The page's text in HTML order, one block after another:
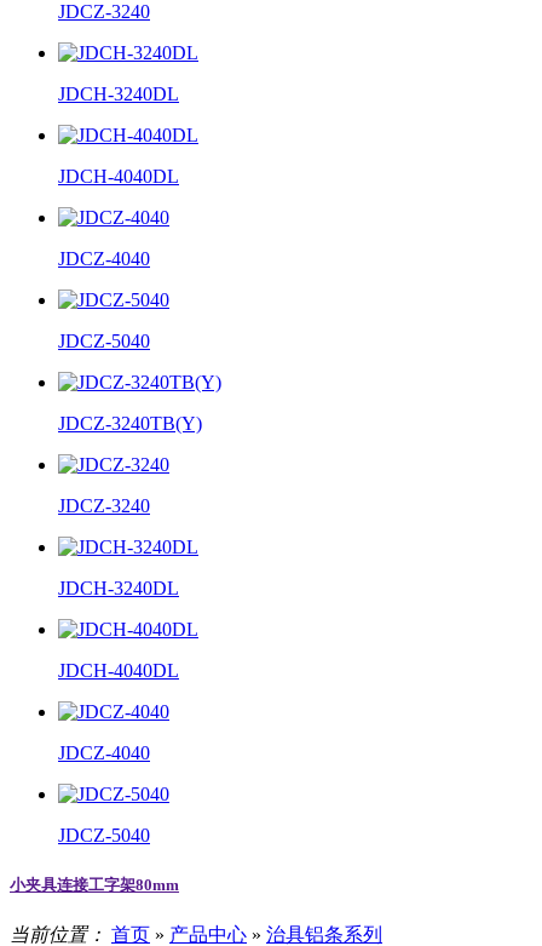
JDCZ-3240
JDCH-3240DL
JDCH-4040DL
JDCZ-4040
JDCZ-5040
JDCZ-3240TB(Y)
JDCZ-3240
JDCH-3240DL
JDCH-4040DL
JDCZ-4040
JDCZ-5040
小夹具连接工字架80mm
当前位置： 首页 » 产品中心 » 治具铝条系列